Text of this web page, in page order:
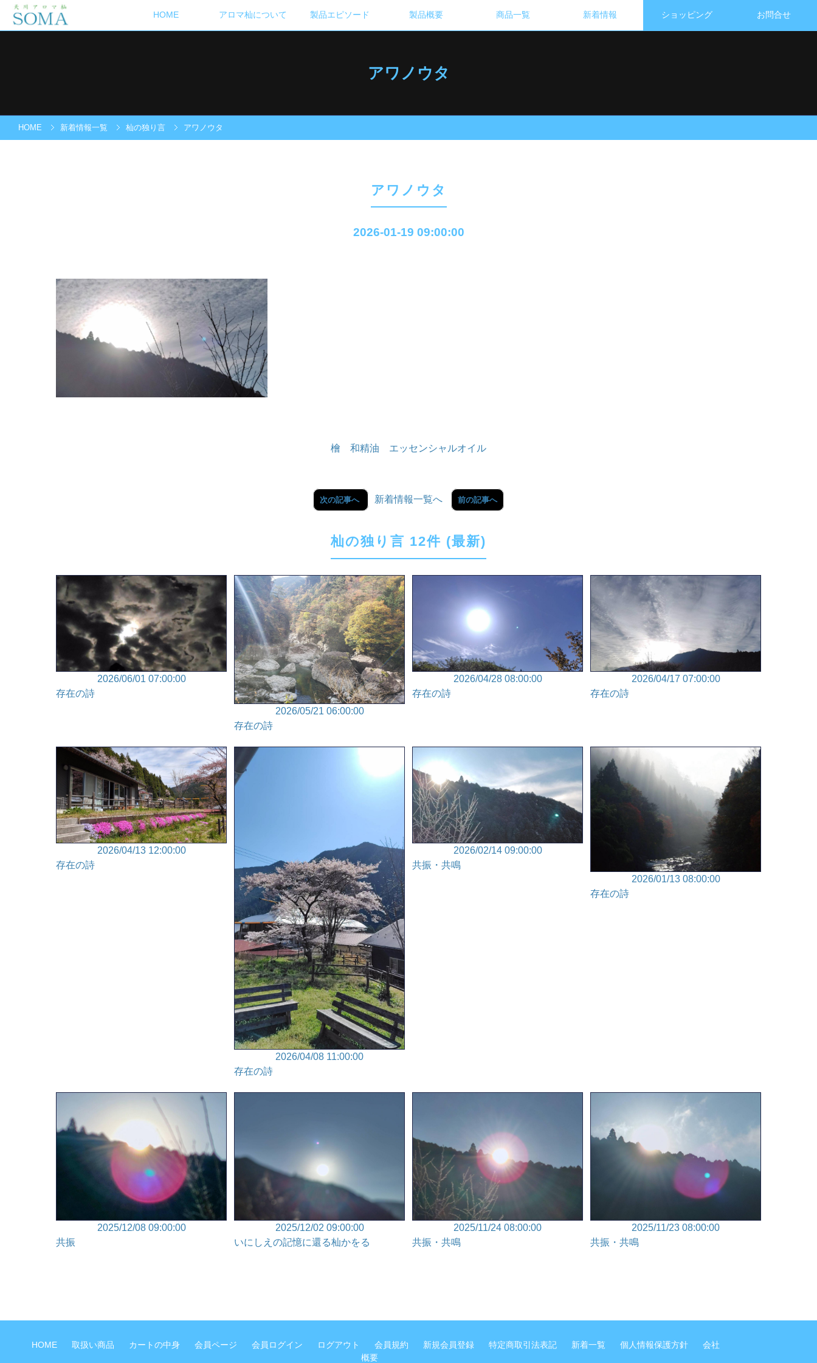
HOME アロマ杣について 製品エピソード 製品概要 商品一覧 新着情報 ショッピング お問合せ
アワノウタ
HOME 新着情報一覧 杣の独り言 アワノウタ
アワノウタ
2026-01-19 09:00:00
檜 和精油 エッセンシャルオイル
次の記事へ 新着情報一覧へ 前の記事へ
杣の独り言 12件 (最新)
2026/06/01 07:00:00
存在の詩
2026/05/21 06:00:00
存在の詩
2026/04/28 08:00:00
存在の詩
2026/04/17 07:00:00
存在の詩
2026/04/13 12:00:00
存在の詩
2026/04/08 11:00:00
存在の詩
2026/02/14 09:00:00
共振・共鳴
2026/01/13 08:00:00
存在の詩
2025/12/08 09:00:00
共振
2025/12/02 09:00:00
いにしえの記憶に還る杣かをる
2025/11/24 08:00:00
共振・共鳴
2025/11/23 08:00:00
共振・共鳴
HOME 取扱い商品 カートの中身 会員ページ 会員ログイン ログアウト 会員規約 新規会員登録 特定商取引法表記 新着一覧 個人情報保護方針
会社
概要